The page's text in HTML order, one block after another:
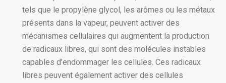
tels que le propylène glycol, les arômes ou les métaux
présents dans la vapeur, peuvent activer des
mécanismes cellulaires qui augmentent la production
de radicaux libres, qui sont des molécules instables
capables d’endommager les cellules. Ces radicaux
libres peuvent également activer des cellules